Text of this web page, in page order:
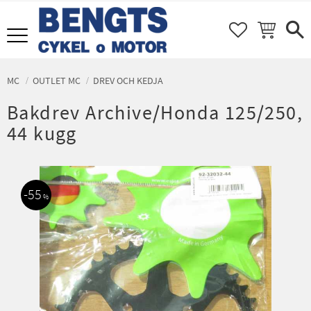
Meny FAVORITER
KUNDVAGN
MC OUTLET MC DREV OCH KEDJA
Bakdrev Archive/Honda 125/250,
44 kugg
55 %